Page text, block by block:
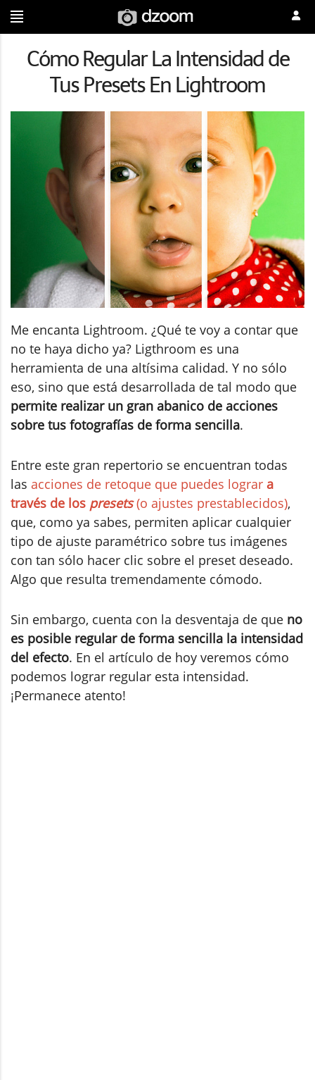
Cómo Regular La Intensidad de
Tus Presets En Lightroom
Me encanta Lightroom. ¿Qué te voy a contar que
no te haya dicho ya? Ligthroom es una
herramienta de una altísima calidad. Y no sólo
eso, sino que está desarrollada de tal modo que
permite realizar un gran abanico de acciones
sobre tus fotografías de forma sencilla.
Entre este gran repertorio se encuentran todas
las acciones de retoque que puedes lograr a
través de los presets(o ajustes prestablecidos),
que, como ya sabes, permiten aplicar cualquier
tipo de ajuste paramétrico sobre tus imágenes
con tan sólo hacer clic sobre el preset deseado.
Algo que resulta tremendamente cómodo.
Sin embargo, cuenta con la desventaja de que no
es posible regular de forma sencilla la intensidad
del efecto. En el artículo de hoy veremos cómo
podemos lograr regular esta intensidad.
¡Permanece atento!